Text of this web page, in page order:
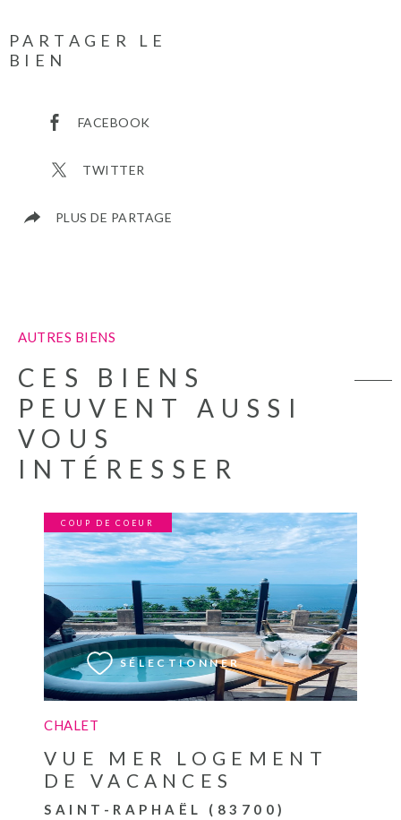
PARTAGER LE
BIEN
FACEBOOK
TWITTER
PLUS DE PARTAGE
AUTRES BIENS
CES BIENS
PEUVENT AUSSI
VOUS
INTÉRESSER
CHALET
VUE MER LOGEMENT
DE VACANCES
SAINT-RAPHAËL (83700)
COUP DE COEUR
SÉLECTIONNER
VOIR LE BIEN